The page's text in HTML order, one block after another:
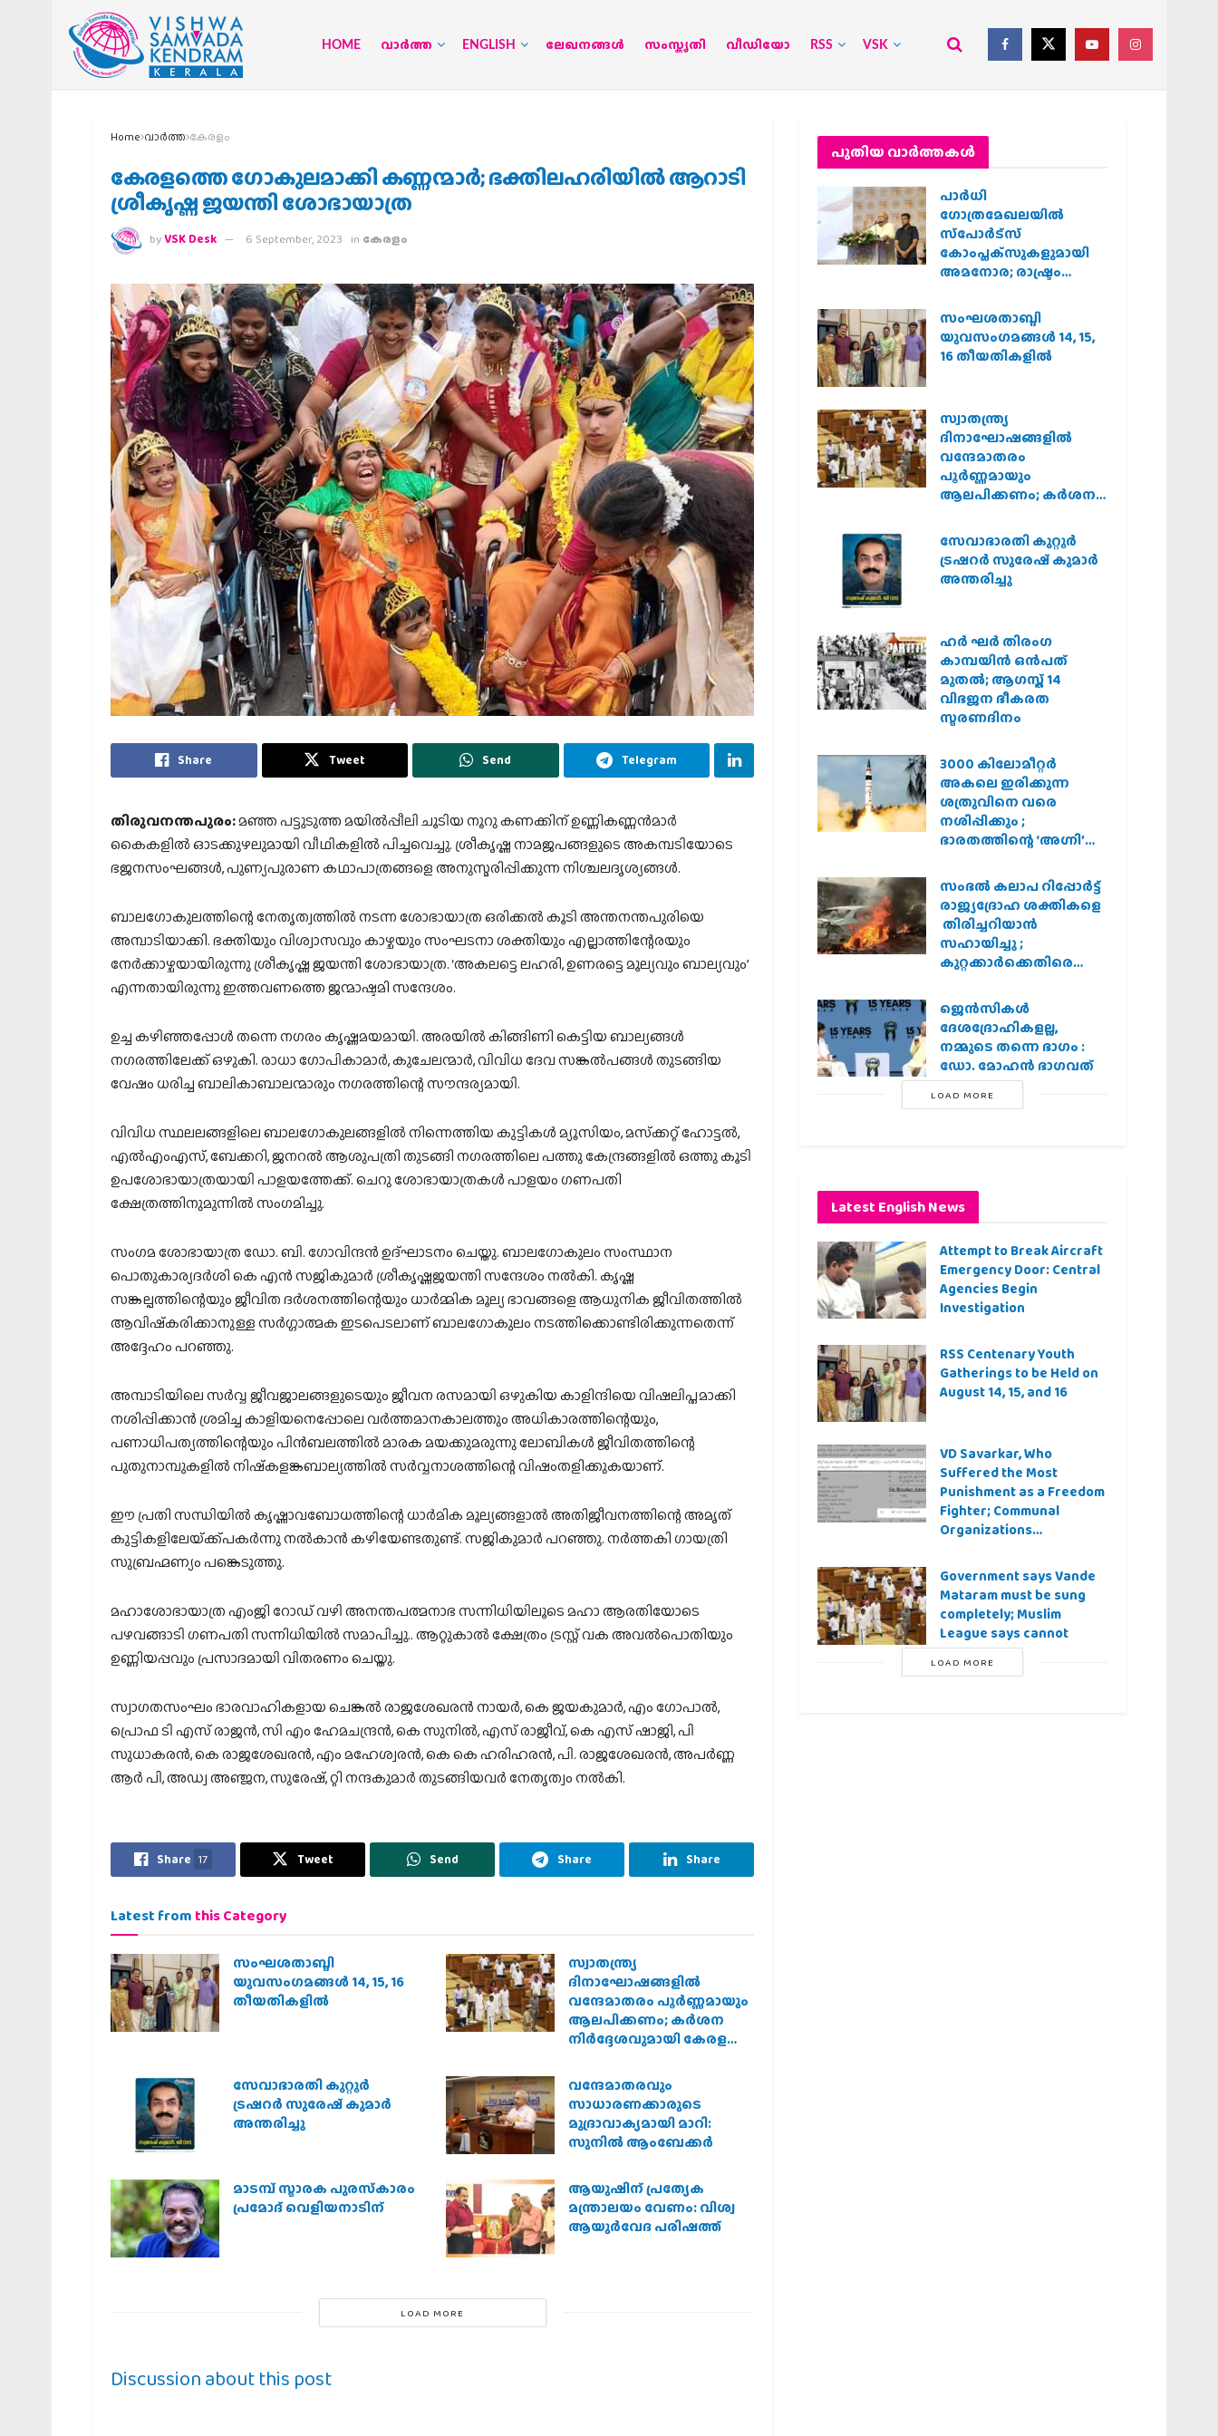
HOME വാര്‍ത്ത ENGLISH ലേഖനങ്ങള്‍ സംസ്കൃതി വീഡിയോ RSS VSK
Home വാര്‍ത്ത കേരളം
കേരളത്തെ ഗോകുലമാക്കി കണ്ണന്മാര്‍; ഭക്തിലഹരിയില്‍ ആറാടി
ശ്രീകൃഷ്ണ ജയന്തി ശോഭായാത്ര
byVSK Desk 6 September, 2023 in കേരളം
Share Tweet Send Telegram
തിരുവനന്തപുരം:മഞ്ഞ പട്ടുടുത്ത മയില്‍പ്പീലി ചൂടിയ നൂറു കണക്കിന് ഉണ്ണികണ്ണന്‍മാര്‍
കൈകളില്‍ ഓടക്കുഴലുമായി വീഥികളില്‍ പിച്ചവെച്ചു. ശ്രീകൃഷ്ണ നാമജപങ്ങളുടെ അകമ്പടിയോടെ
ഭജനസംഘങ്ങള്‍, പുണ്യപുരാണ കഥാപാത്രങ്ങളെ അനുസ്മരിപ്പിക്കുന്ന നിശ്ചലദൃശ്യങ്ങള്‍.
ബാലഗോകുലത്തിന്റെ നേതൃത്വത്തില്‍ നടന്ന ശോഭായാത്ര ഒരിക്കല്‍ കൂടി അന്തനന്തപുരിയെ
അമ്പാടിയാക്കി. ഭക്തിയും വിശ്വാസവും കാഴ്ചയും സംഘടനാ ശക്തിയും എല്ലാത്തിന്റേരയും
നേര്‍ക്കാഴ്ചയായിരുന്നു ശ്രീകൃഷ്ണ ജയന്തി ശോഭായാത്ര. ‘അകലട്ടെ ലഹരി, ഉണരട്ടെ മൂല്യവും ബാല്യവും’
എന്നതായിരുന്നു ഇത്തവണത്തെ ജന്മാഷ്ടമി സന്ദേശം.
ഉച്ച കഴിഞ്ഞപ്പോള്‍ തന്നെ നഗരം കൃഷ്ണമയമായി. അരയില്‍ കിങ്ങിണി കെട്ടിയ ബാല്യങ്ങള്‍
നഗരത്തിലേക്ക് ഒഴുകി. രാധാ ഗോപികാമാര്‍, കുചേലന്മാര്‍, വിവിധ ദേവ സങ്കല്‍പങ്ങള്‍ തുടങ്ങിയ
വേഷം ധരിച്ച ബാലികാബാലന്മാരും നഗരത്തിന്റെ സൗന്ദര്യമായി.
വിവിധ സ്ഥലലങ്ങളിലെ ബാലഗോകുലങ്ങളില്‍ നിന്നെത്തിയ കുട്ടികള്‍ മ്യൂസിയം, മസ്‌ക്കറ്റ് ഹോട്ടല്‍,
എല്‍എംഎസ്, ബേക്കറി, ജനറല്‍ ആശുപത്രി തുടങ്ങി നഗരത്തിലെ പത്തു കേന്ദ്രങ്ങളില്‍ ഒത്തു കൂടി
ഉപശോഭായാത്രയായി പാളയത്തേക്ക്. ചെറു ശോഭായാത്രകള്‍ പാളയം ഗണപതി
ക്ഷേത്രത്തിനുമുന്നില്‍ സംഗമിച്ചു.
സംഗമ ശോഭായാത്ര ഡോ. ബി. ഗോവിന്ദന്‍ ഉദ്ഘാടനം ചെയ്തു. ബാലഗോകുലം സംസ്ഥാന
പൊതുകാര്യദര്‍ശി കെ എന്‍ സജികുമാര്‍ ശ്രീകൃഷ്ണജയന്തി സന്ദേശം നല്‍കി. കൃഷ്ണ
സങ്കല്പത്തിന്റെയും ജീവിത ദര്‍ശനത്തിന്റെയും ധാര്‍മ്മിക മൂല്യ ഭാവങ്ങളെ ആധുനിക ജീവിതത്തില്‍
ആവിഷ്‌കരിക്കാനുള്ള സര്‍ഗ്ഗാത്മക ഇടപെടലാണ് ബാലഗോകുലം നടത്തിക്കൊണ്ടിരിക്കുന്നതെന്ന്
അദ്ദേഹം പറഞ്ഞു.
അമ്പാടിയിലെ സര്‍വ്വ ജീവജാലങ്ങളുടെയും ജീവന രസമായി ഒഴുകിയ കാളിന്ദിയെ വിഷലിപ്തമാക്കി
നശിപ്പിക്കാന്‍ ശ്രമിച്ച കാളിയനെപ്പോലെ വര്‍ത്തമാനകാലത്തും അധികാരത്തിന്റെയും,
പണാധിപത്യത്തിന്റെയും പിന്‍ബലത്തില്‍ മാരക മയക്കുമരുന്നു ലോബികള്‍ ജീവിതത്തിന്റെ
പുതുനാമ്പുകളില്‍ നിഷ്‌കളങ്കബാല്യത്തില്‍ സര്‍വ്വനാശത്തിന്റെ വിഷംതളിക്കുകയാണ്.
ഈ പ്രതി സന്ധിയില്‍ കൃഷ്ണാവബോധത്തിന്റെ ധാര്‍മിക മൂല്യങ്ങളാല്‍ അതിജീവനത്തിന്റെ അമൃത്
കുട്ടികളിലേയ്‌ക്ക്പകര്‍ന്നു നല്‍കാന്‍ കഴിയേണ്ടതുണ്ട്. സജികുമാര്‍ പറഞ്ഞു. നര്‍ത്തകി ഗായത്രി
സുബ്രഹ്മണ്യം പങ്കെടുത്തു.
മഹാശോഭായാത്ര എംജി റോഡ് വഴി അനന്തപത്മനാഭ സന്നിധിയിലൂടെ മഹാ ആരതിയോടെ
പഴവങ്ങാടി ഗണപതി സന്നിധിയില്‍ സമാപിച്ചു.. ആറ്റുകാല്‍ ക്ഷേത്രം ട്രസ്റ്റ് വക അവല്‍പൊതിയും
ഉണ്ണിയപ്പവും പ്രസാദമായി വിതരണം ചെയ്തു.
സ്വാഗതസംഘം ഭാരവാഹികളായ ചെങ്കല്‍ രാജശേഖരന്‍ നായര്‍, കെ ജയകുമാര്‍, എം ഗോപാല്‍,
പ്രൊഫ ടി എസ് രാജന്‍, സി എം ഹേമചന്ദ്രന്‍, കെ സുനില്‍, എസ് രാജീവ്, കെ എസ് ഷാജി, പി
സുധാകരന്‍, കെ രാജശേഖരന്‍, എം മഹേശ്വരന്‍, കെ കെ ഹരിഹരന്‍, പി. രാജശേഖരന്‍, അപര്‍ണ്ണ
ആര്‍ പി, അഡ്വ അഞ്ജന, സുരേഷ്, റ്റി നന്ദകുമാര്‍ തുടങ്ങിയവര്‍ നേതൃത്വം നല്‍കി.
Share 17 Tweet Send Share Share
Latest from this Category
സംഘശതാബ്ദി
യുവസംഗമങ്ങള്‍ 14, 15, 16
തീയതികളില്‍
സ്വാതന്ത്ര്യ
ദിനാഘോഷങ്ങളിൽ
വന്ദേമാതരം പൂർണ്ണമായും
ആലപിക്കണം; കർശന
നിർദ്ദേശവുമായി കേരള
സേവാഭാരതി കുറ്റൂർ
ട്രഷറർ സുരേഷ് കുമാർ
അന്തരിച്ചു
വന്ദേമാതരവും
സാധാരണക്കാരുടെ
മുദ്രാവാക്യമായി മാറി:
സുനിൽ ആംബേക്കർ
മാടമ്പ് സ്മാരക പുരസ്‌കാരം
പ്രമോദ് വെളിയനാടിന്
ആയുഷിന് പ്രത്യേക
മന്ത്രാലയം വേണം: വിശ്വ
ആയുര്‍വേദ പരിഷത്ത്
LOAD MORE
Discussion about this post
പുതിയ വാര്‍ത്തകള്‍
പാര്‍ധി
ഗോത്രമേഖലയില്‍
സ്‌പോര്‍ട്‌സ്
കോംപ്ലക്‌സുകളുമായി
അമനോര; രാഷ്ട്രം
അവഗണിക്കപ്പെട്ടവര്‍
മുഖ്യധാരയിലെത്തണം :
ഡോ. മോഹന്‍ ഭാഗവത്
സംഘശതാബ്ദി
യുവസംഗമങ്ങള്‍ 14, 15,
16 തീയതികളില്‍
സ്വാതന്ത്ര്യ
ദിനാഘോഷങ്ങളിൽ
വന്ദേമാതരം
പൂർണ്ണമായും
ആലപിക്കണം; കർശന
സർക്കാർ
സേവാഭാരതി കുറ്റൂർ
ട്രഷറർ സുരേഷ് കുമാർ
അന്തരിച്ചു
ഹര്‍ ഘര്‍ തിരംഗ
കാമ്പയിന്‍ ഒന്‍പത്
മുതല്‍; ആഗസ്ത് 14
വിഭജന ഭീകരത
സ്മരണദിനം
3000 കിലോമീറ്റർ
അകലെ ഇരിക്കുന്ന
ശത്രുവിനെ വരെ
നശിപ്പിക്കും ;
ഭാരതത്തിന്റെ ‘അഗ്നി’
സംഭൽ കലാപ റിപ്പോർട്ട്
രാജ്യദ്രോഹ ശക്തികളെ
തിരിച്ചറിയാൻ
സഹായിച്ചു ;
കുറ്റക്കാർക്കെതിരെ
വേണമെന്ന് വിശ്വഹിന്ദു
പരിഷത്ത്
ജെന്‍സികള്‍
ദേശദ്രോഹികളല്ല,
നമ്മുടെ തന്നെ ഭാഗം :
ഡോ. മോഹന്‍ ഭാഗവത്
LOAD MORE
Latest English News
Attempt to Break Aircraft
Emergency Door: Central
Agencies Begin
Investigation
RSS Centenary Youth
Gatherings to be Held on
August 14, 15, and 16
VD Savarkar, Who
Suffered the Most
Punishment as a Freedom
Fighter; Communal
Organizations
Quiz Question
Government says Vande
Mataram must be sung
completely; Muslim
League says cannot
LOAD MORE